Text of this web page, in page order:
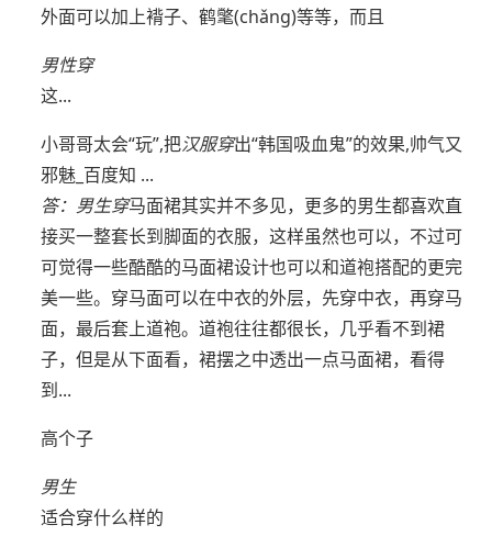
外面可以加上褙子、鹤氅(chǎng)等等，而且
男性穿
这...
小哥哥太会“玩”,把汉服穿出“韩国吸血鬼”的效果,帅气又
邪魅_百度知 ...
答： 男生穿马面裙其实并不多见，更多的男生都喜欢直
接买一整套长到脚面的衣服，这样虽然也可以，不过可
可觉得一些酷酷的马面裙设计也可以和道袍搭配的更完
美一些。穿马面可以在中衣的外层，先穿中衣，再穿马
面，最后套上道袍。道袍往往都很长，几乎看不到裙
子，但是从下面看，裙摆之中透出一点马面裙，看得
到...
高个子
男生
适合穿什么样的